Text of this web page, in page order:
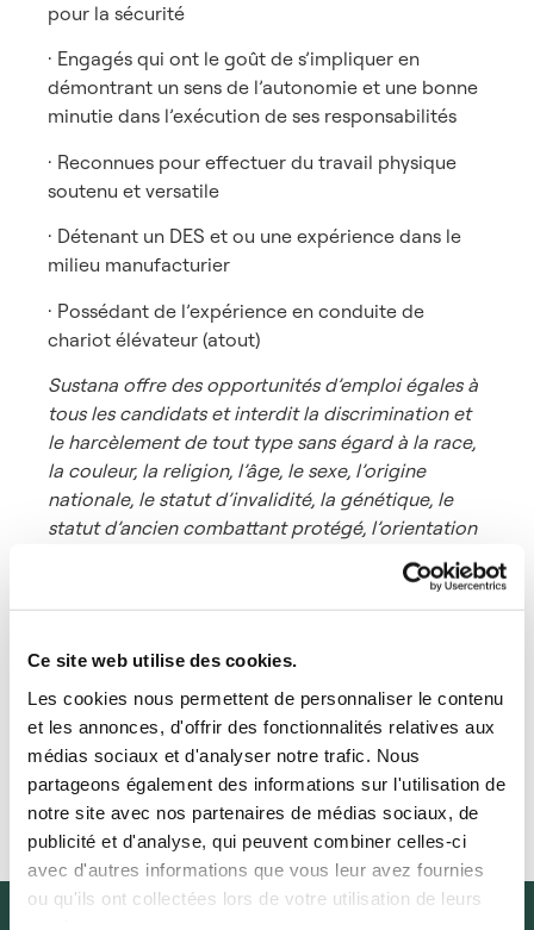
Ce site web utilise des cookies.
Les cookies nous permettent de personnaliser le contenu
et les annonces, d'offrir des fonctionnalités relatives aux
médias sociaux et d'analyser notre trafic. Nous
partageons également des informations sur l'utilisation de
notre site avec nos partenaires de médias sociaux, de
publicité et d'analyse, qui peuvent combiner celles-ci
avec d'autres informations que vous leur avez fournies
ou qu'ils ont collectées lors de votre utilisation de leurs
pour la sécurité
· Engagés qui ont le goût de s’impliquer en
démontrant un sens de l’autonomie et une bonne
minutie dans l’exécution de ses responsabilités
· Reconnues pour effectuer du travail physique
soutenu et versatile
· Détenant un DES et ou une expérience dans le
milieu manufacturier
· Possédant de l’expérience en conduite de
chariot élévateur (atout)
Sustana offre des opportunités d’emploi égales à
tous les candidats et interdit la discrimination et
le harcèlement de tout type sans égard à la race,
la couleur, la religion, l’âge, le sexe, l’origine
nationale, le statut d’invalidité, la génétique, le
statut d’ancien combattant protégé, l’orientation
sexuelle, l’identité de genre ou expression, ou
toute autre caractéristique protégée par les lois
provinciales et fédérales.
Postuler